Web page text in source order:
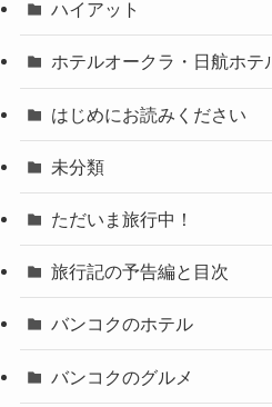
ハイアット
ホテルオークラ・日航ホテ
はじめにお読みください
未分類
ただいま旅行中！
旅行記の予告編と目次
バンコクのホテル
バンコクのグルメ